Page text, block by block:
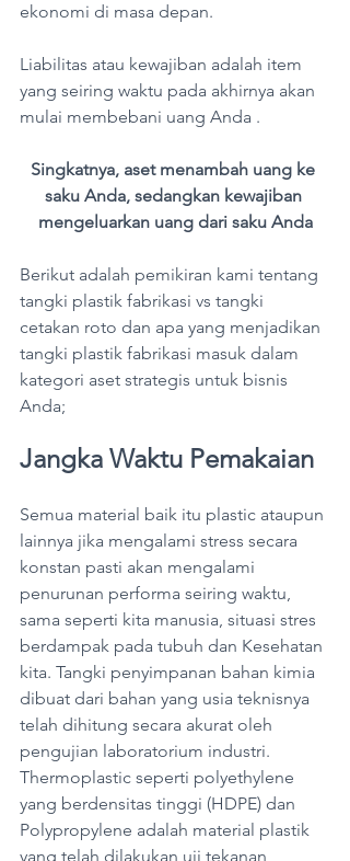
ekonomi di masa depan.
Liabilitas atau kewajiban adalah item
yang seiring waktu pada akhirnya akan
mulai membebani uang Anda .
Singkatnya, aset menambah uang ke
saku Anda, sedangkan kewajiban
mengeluarkan uang dari saku Anda
Berikut adalah pemikiran kami tentang
tangki plastik fabrikasi vs tangki
cetakan roto dan apa yang menjadikan
tangki plastik fabrikasi masuk dalam
kategori aset strategis untuk bisnis
Anda;
Jangka Waktu Pemakaian
Semua material baik itu plastic ataupun
lainnya jika mengalami stress secara
konstan pasti akan mengalami
penurunan performa seiring waktu,
sama seperti kita manusia, situasi stres
berdampak pada tubuh dan Kesehatan
kita. Tangki penyimpanan bahan kimia
dibuat dari bahan yang usia teknisnya
telah dihitung secara akurat oleh
pengujian laboratorium industri.
Thermoplastic seperti polyethylene
yang berdensitas tinggi (HDPE) dan
Polypropylene adalah material plastik
yang telah dilakukan uji tekanan